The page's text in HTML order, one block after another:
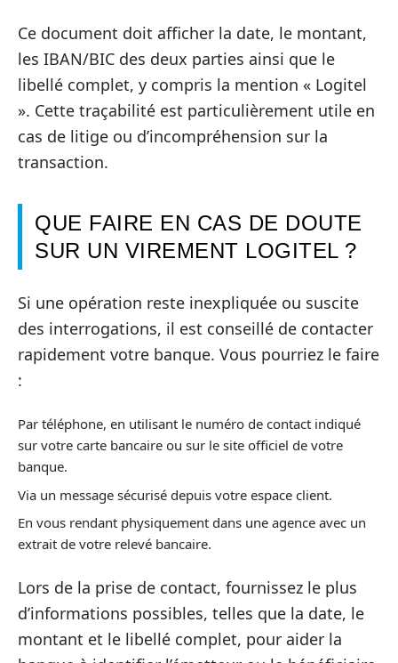
Ce document doit afficher la date, le montant,
les IBAN/BIC des deux parties ainsi que le
libellé complet, y compris la mention « Logitel
». Cette traçabilité est particulièrement utile en
cas de litige ou d’incompréhension sur la
transaction.
QUE FAIRE EN CAS DE DOUTE
SUR UN VIREMENT LOGITEL ?
Si une opération reste inexpliquée ou suscite
des interrogations, il est conseillé de contacter
rapidement votre banque. Vous pourriez le faire
:
Par téléphone, en utilisant le numéro de contact indiqué
sur votre carte bancaire ou sur le site officiel de votre
banque.
Via un message sécurisé depuis votre espace client.
En vous rendant physiquement dans une agence avec un
extrait de votre relevé bancaire.
Lors de la prise de contact, fournissez le plus
d’informations possibles, telles que la date, le
montant et le libellé complet, pour aider la